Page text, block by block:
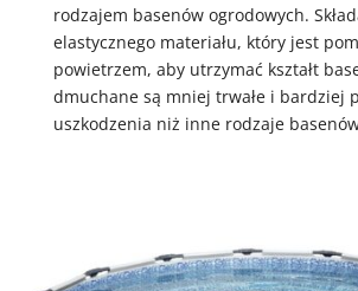
rodzajem basenów ogrodowych.
elastycznego materiału, który jest
powietrzem, aby utrzymać kształt
dmuchane są mniej trwałe i bardziej
uszkodzenia niż inne rodzaje